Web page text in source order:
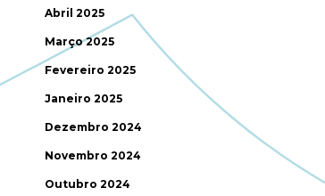
Abril 2025
Março 2025
Fevereiro 2025
Janeiro 2025
Dezembro 2024
Novembro 2024
Outubro 2024